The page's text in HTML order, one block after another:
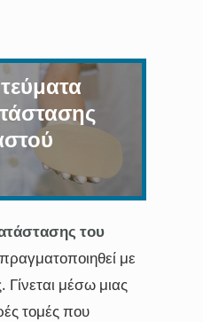
του
με
μέσω μιας
τομές που